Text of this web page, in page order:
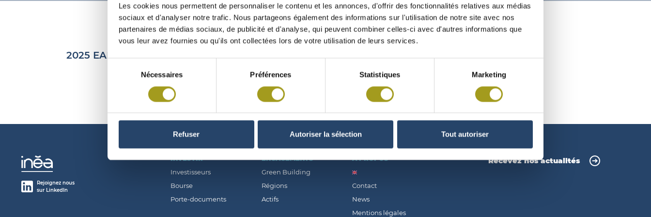
Les cookies nous permettent de personnaliser le contenu et les annonces, d'offrir des fonctionnalités relatives aux médias
sociaux et d'analyser notre trafic. Nous partageons également des informations sur l'utilisation de notre site avec nos
partenaires de médias sociaux, de publicité et d'analyse, qui peuvent combiner celles-ci avec d'autres informations que
vous leur avez fournies ou qu'ils ont collectées lors de votre utilisation de leurs services.
consentement
Nécessaires Préférences Statistiques Marketing
Refuser Autoriser la sélection Tout autoriser
2025 EARNINGS: OPERATING GROWTH (RNR + 5.4 %) AND ASSET RESILIENCE
Rejoignez nous
sur LinkedIn
INVESTIR
Investisseurs
Bourse
Porte-documents
ENGAGEMENTS
Green Building
Régions
Actifs
À PROPOS
Contact
News
Mentions légales
Recevez nos actualités